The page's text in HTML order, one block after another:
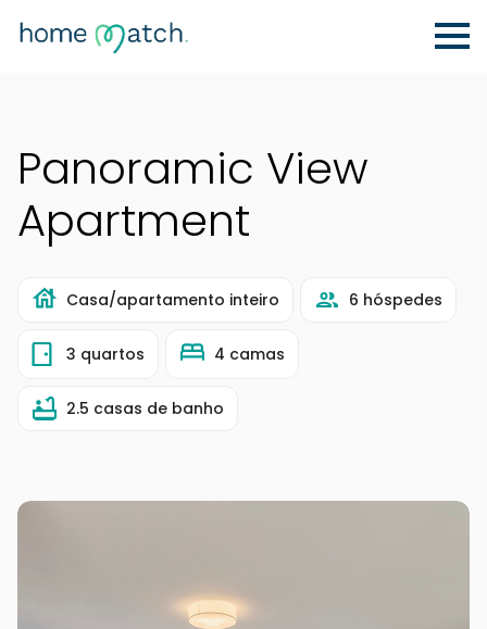
Panoramic View
Apartment
Casa/apartamento inteiro 6 hóspedes
3 quartos 4 camas
2.5 casas de banho